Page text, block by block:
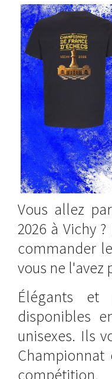
Vous allez
2026 à Vichy
commander
vous ne l'avez
Élégants et
disponibles
unisexes. Ils
compétition.